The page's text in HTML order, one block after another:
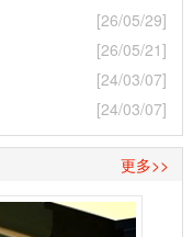
[26/05/29]
[26/05/21]
[24/03/07]
[24/03/07]
更多>>